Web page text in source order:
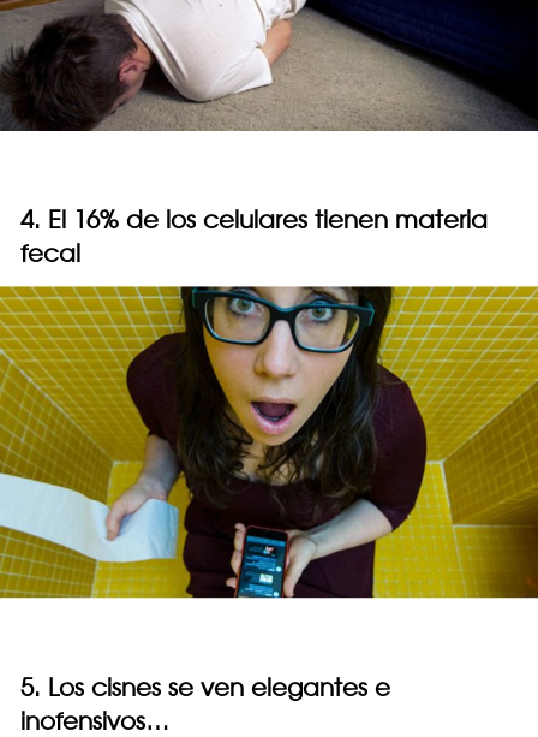
4. El 16% de los celulares tienen materia
fecal
5. Los cisnes se ven elegantes e
inofensivos…